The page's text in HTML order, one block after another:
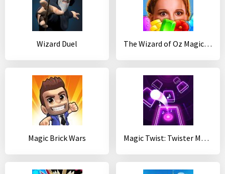
Wizard Duel The Wizard of Oz Magic Match 3 Puzzles & Games
Magic Brick Wars Magic Twist: Twister Music Ball Game